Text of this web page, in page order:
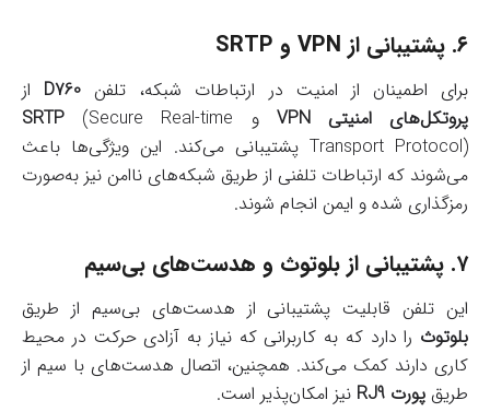
۶. پشتیبانی از VPN و SRTP
برای اطمینان از امنیت در ارتباطات شبکه، تلفن D760 از
پروتکل‌های امنیتی VPN
و SRTP (Secure Real-time
Transport Protocol) پشتیبانی می‌کند. این ویژگی‌ها باعث
می‌شوند که ارتباطات تلفنی از طریق شبکه‌های ناامن نیز به‌صورت
رمزگذاری شده و ایمن انجام شوند.
۷. پشتیبانی از بلوتوث و هدست‌های بی‌سیم
این تلفن قابلیت پشتیبانی از هدست‌های بی‌سیم از طریق
بلوتوث را دارد که به کاربرانی که نیاز به آزادی حرکت در محیط
کاری دارند کمک می‌کند. همچنین، اتصال هدست‌های با سیم از
طریق پورت RJ9 نیز امکان‌پذیر است.